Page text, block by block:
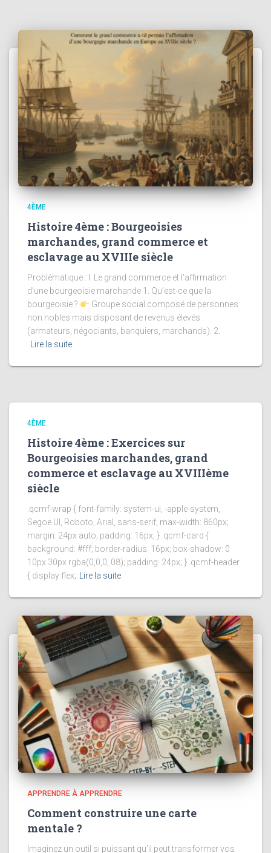
4ÈME
Histoire 4ème : Bourgeoisies
marchandes, grand commerce et
esclavage au XVIIIe siècle
Problématique : I. Le grand commerce et l’affirmation
d’une bourgeoisie marchande 1. Qu’est-ce que la
bourgeoisie ?
Groupe social composé de personnes
non nobles mais disposant de revenus élevés
(armateurs, négociants, banquiers, marchands). 2.
Lire la suite
4ÈME
Histoire 4ème : Exercices sur
Bourgeoisies marchandes, grand
commerce et esclavage au XVIIIème
siècle
.qcmf-wrap { font-family: system-ui, -apple-system,
Segoe UI, Roboto, Arial, sans-serif; max-width: 860px;
margin: 24px auto; padding: 16px; } .qcmf-card {
background: #fff; border-radius: 16px; box-shadow: 0
10px 30px rgba(0,0,0,.08); padding: 24px; } .qcmf-header
{ display:flex; Lire la suite
APPRENDRE À APPRENDRE
Comment construire une carte
mentale ?
Imaginez un outil si puissant qu’il peut transformer vos